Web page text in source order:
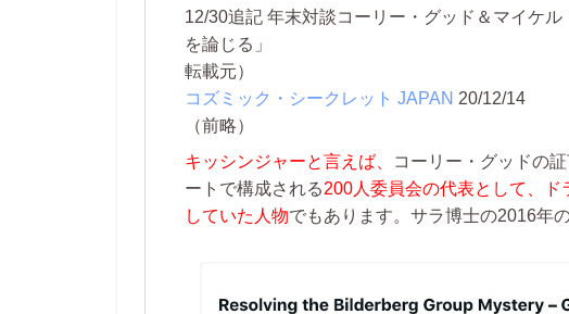
12/30追記 年末対談コーリー・グッド＆マイケ
を論じる」
転載元）
コズミック・シークレット JAPAN 20/12/14
（前略）
キッシンジャーと言えば、
コーリー・グッドの
ートで構成される200人委員会の代表として、
していた人物でもあります。サラ博士の2016年